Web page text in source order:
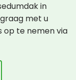
in
met u
op te nemen via